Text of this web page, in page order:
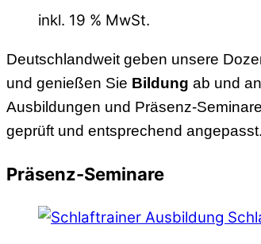
inkl. 19 % MwSt.
Deutschlandweit geben unsere
und genießen Sie Bildung ab und
Ausbildungen und Präsenz-
geprüft und entsprechend
Präsenz-Seminare